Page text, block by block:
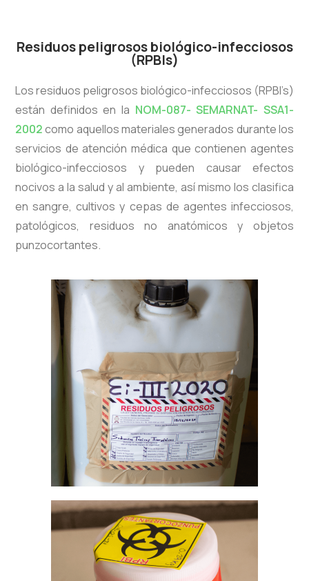
Residuos peligrosos biológico-infecciosos
(RPBIs)
Los residuos peligrosos biológico-infecciosos (RPBI’s)
están definidos en la NOM-087- SEMARNAT- SSA1-
2002como aquellos materiales generados durante los
servicios de atención médica que contienen agentes
biológico-infecciosos y pueden causar efectos
nocivos a la salud y al ambiente, así mismo los clasifica
en sangre, cultivos y cepas de agentes infecciosos,
patológicos, residuos no anatómicos y objetos
punzocortantes.